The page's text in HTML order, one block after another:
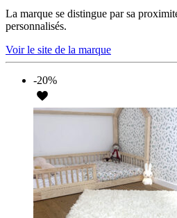
La marque se distingue par sa
personnalisés.
Voir le site de la marque
-20%